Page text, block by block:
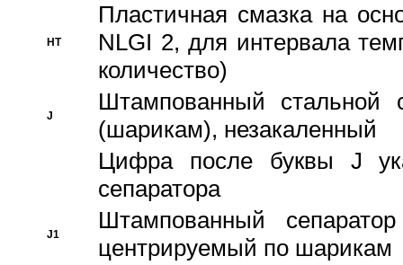
HT
Пластичная смазка на
NLGI 2, для интервала
количество)
J
Штампованный стальной
(шарикам), незакаленный
Цифра после буквы J
сепаратора
J1
Штампованный
центрируемый по шарикам